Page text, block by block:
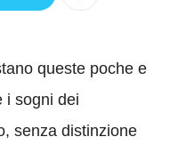
queste poche e
i sogni dei
senza distinzione